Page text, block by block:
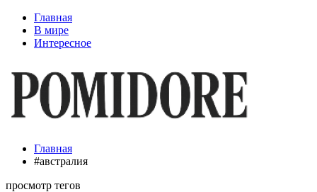
Главная
В мире
Интересное
Главная
#австралия
просмотр тегов